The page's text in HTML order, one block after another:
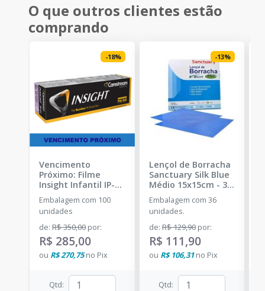
O que outros clientes estão
comprando
-18%
Vencimento
Próximo: Filme
Insight Infantil IP-01
Periapical - 100
unidades-
CARESTREAM
Embalagem com 100
unidades
de:R$ 350,00por:
R$ 285,00
ou R$ 270,75no Pix
Qtd:
-13%
Lençol de Borracha
Sanctuary Silk Blue
Médio 15x15cm - 36
unidades
K-DENT -
SANCTUARY
Embalagem com 36
unidades.
de: R$ 129,90 por:
R$ 111,90
ou R$ 106,31no Pix
Qtd: